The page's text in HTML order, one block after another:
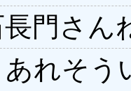
長門さん
あれそ